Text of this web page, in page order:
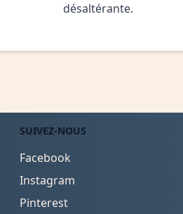
désaltérante.
SUIVEZ-NOUS
Facebook
Instagram
Pinterest